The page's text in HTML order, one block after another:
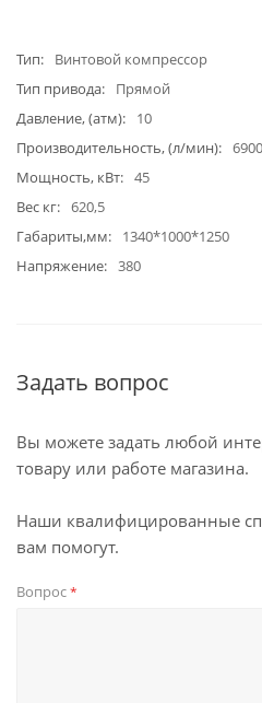
Тип
Винтовой компрессор
Тип привода
Прямой
Давление, (атм)
10
Производительность, (л/мин)
6900
Мощность, кВт
45
Вес кг
620,5
Габариты,мм
1340*1000*1250
Напряжение
380
Задать вопрос
Вы можете задать любой
товару или работе магазина.
Наши квалифицированные
вам помогут.
Вопрос*